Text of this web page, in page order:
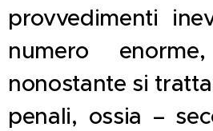
provvedimenti
numero
nonostante si
penali, ossia –